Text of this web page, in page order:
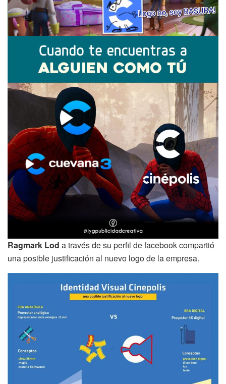
Ragmark Lod a través de su perfil de facebook compartió
una posible justificación al nuevo logo de la empresa.